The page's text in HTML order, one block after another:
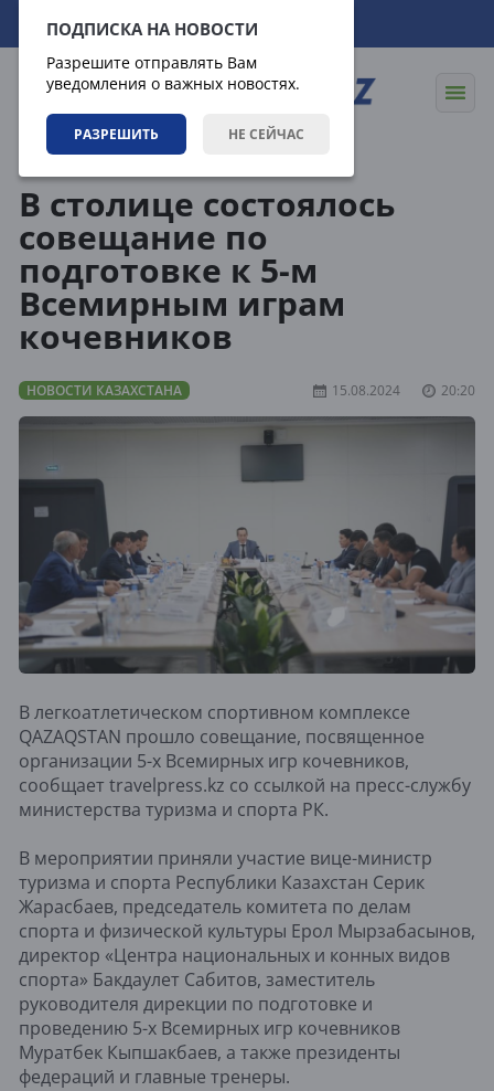
ПОДПИСКА НА НОВОСТИ
Разрешите отправлять Вам
уведомления о важных новостях.
РАЗРЕШИТЬ НЕ СЕЙЧАС
08.08.2026 20:46:29
В столице состоялось
совещание по
подготовке к 5-м
Всемирным играм
кочевников
НОВОСТИ КАЗАХСТАНА 15.08.2024 20:20
В легкоатлетическом спортивном комплексе
QAZAQSTAN прошло совещание, посвященное
организации 5-х Всемирных игр кочевников,
сообщает travelpress.kz со ссылкой на пресс-службу
министерства туризма и спорта РК.
В мероприятии приняли участие вице-министр
туризма и спорта Республики Казахстан Серик
Жарасбаев, председатель комитета по делам
спорта и физической культуры Ерол Мырзабасынов,
директор «Центра национальных и конных видов
спорта» Бакдаулет Сабитов, заместитель
руководителя дирекции по подготовке и
проведению 5-х Всемирных игр кочевников
Муратбек Кыпшакбаев, а также президенты
федераций и главные тренеры.